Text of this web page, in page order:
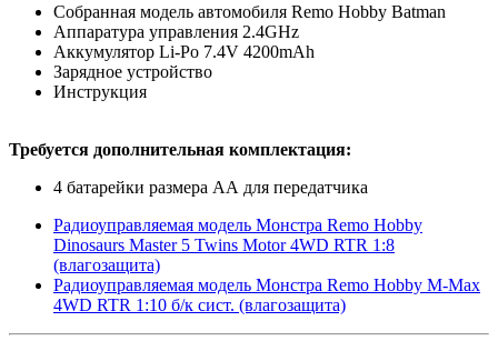
Собранная модель автомобиля Remo Hobby Batman
Аппаратура управления 2.4GHz
Аккумулятор Li-Po 7.4V 4200mAh
Зарядное устройство
Инструкция
Требуется дополнительная комплектация:
4 батарейки размера АА для передатчика
Радиоуправляемая модель Монстра Remo Hobby
Dinosaurs Master 5 Twins Motor 4WD RTR 1:8
(влагозащита)
Радиоуправляемая модель Монстра Remo Hobby M-Max
4WD RTR 1:10 б/к сист. (влагозащита)